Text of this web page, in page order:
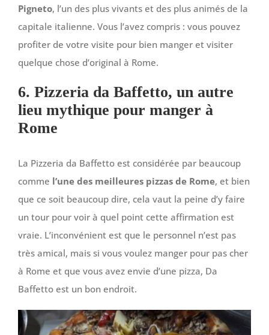
Pigneto, l’un des plus vivants et des plus animés de la
capitale italienne. Vous l’avez compris : vous pouvez
profiter de votre visite pour bien manger et visiter
quelque chose d’original à Rome.
6. Pizzeria da Baffetto, un autre
lieu mythique pour manger à
Rome
La Pizzeria da Baffetto est considérée par beaucoup
comme l’une des meilleures pizzas de Rome, et bien
que ce soit beaucoup dire, cela vaut la peine d’y faire
un tour pour voir à quel point cette affirmation est
vraie. L’inconvénient est que le personnel n’est pas
très amical, mais si vous voulez manger pour pas cher
à Rome et que vous avez envie d’une pizza, Da
Baffetto est un bon endroit.